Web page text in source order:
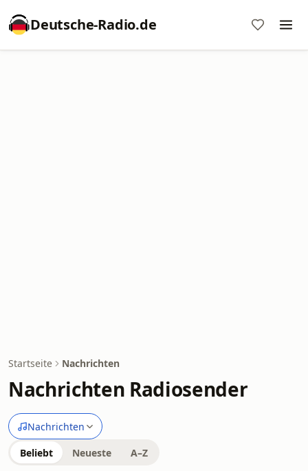
Deutsche-Radio.de
Startseite Nachrichten
Nachrichten Radiosender
Nachrichten
Beliebt Neueste A–Z